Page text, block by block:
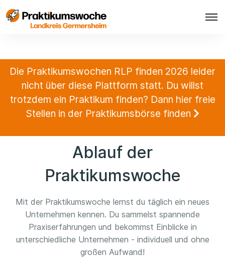
Die Praktikumswochen RLP finden 2026 leider
nicht über diese Plattform statt. Du willst
trotzdem ein Praktikum finden? Dann hier freie
Stellen in der Praktikumsbörse finden
Ablauf der
Praktikumswoche
Mit der Praktikumswoche lernst du täglich ein neues
Unternehmen kennen. Du sammelst spannende
Praxiserfahrungen und bekommst Einblicke in
unterschiedliche Unternehmen - individuell und ohne
großen Aufwand!